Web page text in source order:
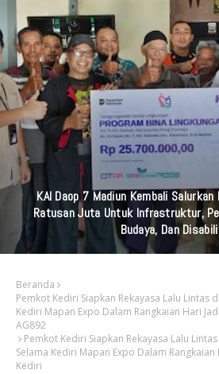
KAI Daop 7 Madiun Kembali
Ratusan Juta Untuk Infrastruktur,
Budaya, Dan
Beranda
Pemkot Kediri Siapkan Rekayasa Lalu Lintas
Kediri Mapan Expo Dalam Rangkaian Hari
AG892
Pemkot Kediri Siapkan Rekayasa Lalu
Selama Kediri Mapan Expo Dalam Rangkaian
Kediri